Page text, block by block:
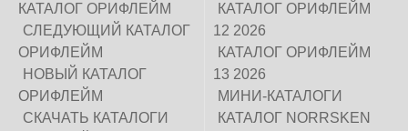
КАТАЛОГ ОРИФЛЕЙМ
СЛЕДУЮЩИЙ КАТАЛОГ
ОРИФЛЕЙМ
НОВЫЙ КАТАЛОГ
ОРИФЛЕЙМ
СКАЧАТЬ КАТАЛОГИ
КАТАЛОГ ОРИФЛЕЙМ
12 2026
КАТАЛОГ ОРИФЛЕЙМ
13 2026
МИНИ-КАТАЛОГИ
КАТАЛОГ NORRSKEN